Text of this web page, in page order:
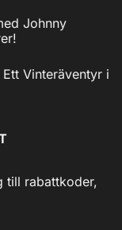
Johnny
Vinteräventyr i
till rabattkoder,